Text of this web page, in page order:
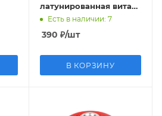
латунированная витая
874664
Есть в наличии: 7
390 ₽/шт
В КОРЗИНУ